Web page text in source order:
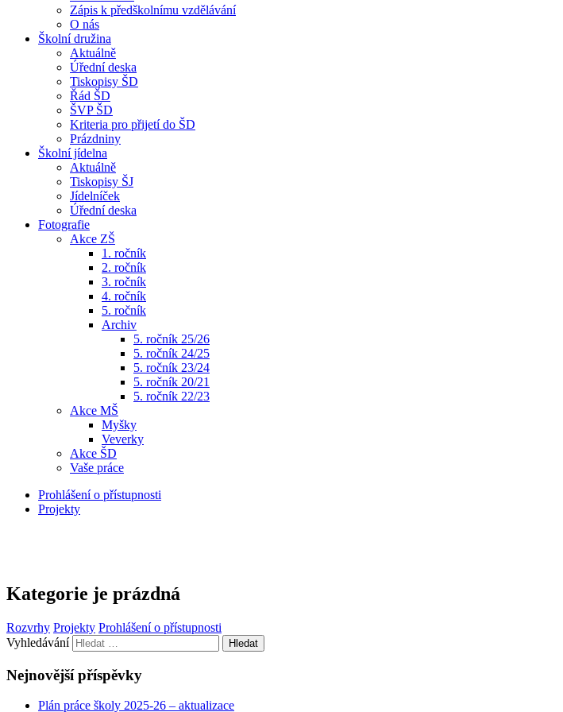
Zápis k předškolnímu vzdělávání
O nás
Školní družina
Aktuálně
Úřední deska
Tiskopisy ŠD
Řád ŠD
ŠVP ŠD
Kriteria pro přijetí do ŠD
Prázdniny
Školní jídelna
Aktuálně
Tiskopisy ŠJ
Jídelníček
Úřední deska
Fotografie
Akce ZŠ
1. ročník
2. ročník
3. ročník
4. ročník
5. ročník
Archiv
5. ročník 25/26
5. ročník 24/25
5. ročník 23/24
5. ročník 20/21
5. ročník 22/23
Akce MŠ
Myšky
Veverky
Akce ŠD
Vaše práce
Prohlášení o přístupnosti
Projekty
Kategorie je prázdná
Rozvrhy Projekty Prohlášení o přístupnosti
Vyhledávání
Nejnovější příspěvky
Plán práce školy 2025-26 – aktualizace